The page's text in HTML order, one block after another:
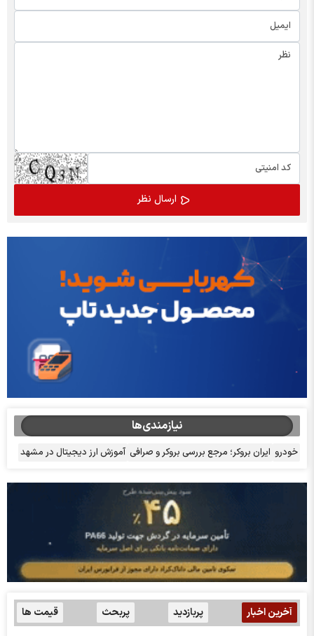
نیازمندی‌ها
خودرو ایران بروکر؛ مرجع بررسی بروکر و صرافی آموزش ارز دیجیتال در مشهد
آخرین اخبار پربازدید پربحث قیمت ها